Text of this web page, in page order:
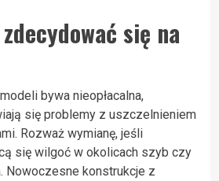
się na
bywa nieopłacalna,
się problemy z uszczelnieniem
Rozważ wymianę, jeśli
się wilgoć w okolicach szyb czy
Nowoczesne konstrukcje z